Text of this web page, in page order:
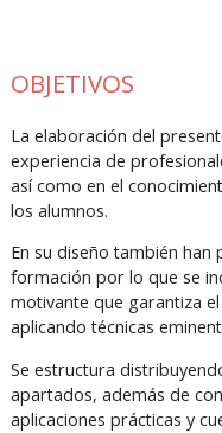
OBJETIVOS
La elaboración del
experiencia de
así como en el
los alumnos.
En su diseño también
formación por lo que se
motivante que garantiza
aplicando técnicas
Se estructura
apartados, además de
aplicaciones prácticas y